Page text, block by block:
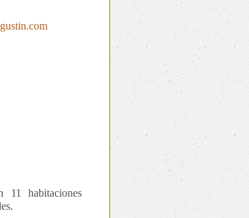
11 habitaciones